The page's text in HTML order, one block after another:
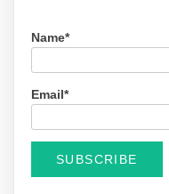
Name*
Email*